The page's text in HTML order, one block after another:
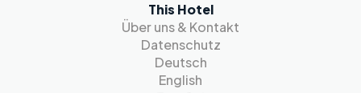
This Hotel
Über uns & Kontakt
Datenschutz
Deutsch
English